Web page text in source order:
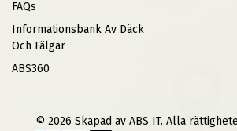
FAQs
Informationsbank Av Däck
Och Fälgar
ABS360
© 2026 Skapad av ABS IT. Alla